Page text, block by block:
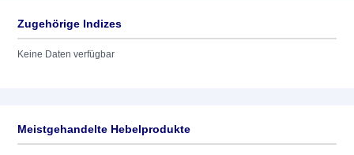
Zugehörige Indizes
Keine Daten verfügbar
Meistgehandelte Hebelprodukte